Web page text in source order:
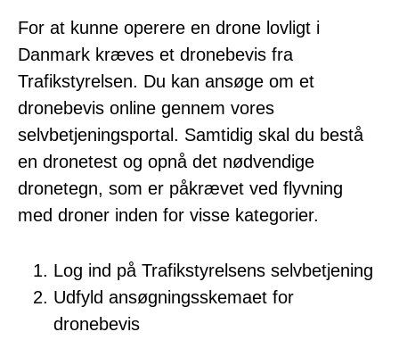
For at kunne operere en drone lovligt i
Danmark kræves et dronebevis fra
Trafikstyrelsen. Du kan ansøge om et
dronebevis online gennem vores
selvbetjeningsportal. Samtidig skal du bestå
en dronetest og opnå det nødvendige
dronetegn, som er påkrævet ved flyvning
med droner inden for visse kategorier.
Log ind på Trafikstyrelsens selvbetjening
Udfyld ansøgningsskemaet for
dronebevis